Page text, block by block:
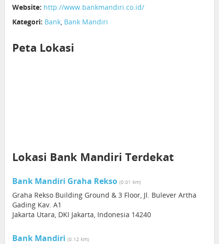
Website: http://www.bankmandiri.co.id/
Kategori: Bank, Bank Mandiri
Peta Lokasi
Lokasi Bank Mandiri Terdekat
Bank Mandiri Graha Rekso (0.01 km)
Graha Rekso Building Ground & 3 Floor, Jl. Bulever Artha
Gading Kav. A1
Jakarta Utara, DKI Jakarta, Indonesia 14240
Bank Mandiri (0.12 km)